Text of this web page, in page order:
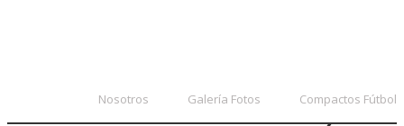
Nosotros Galería Fotos Compactos Fútbol